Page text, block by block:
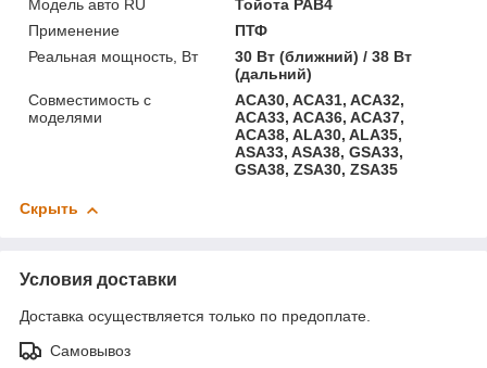
Модель авто RU
Тойота РАВ4
Применение
ПТФ
Реальная мощность, Вт
30 Вт (ближний) / 38 Вт
(дальний)
Совместимость с
моделями
ACA30, ACA31, ACA32,
ACA33, ACA36, ACA37,
ACA38, ALA30, ALA35,
ASA33, ASA38, GSA33,
GSA38, ZSA30, ZSA35
Скрыть
Условия доставки
Доставка осуществляется только по предоплате.
Самовывоз